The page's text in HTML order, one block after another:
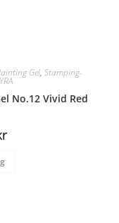
Gel, Stamping-
No.12 Vivid Red